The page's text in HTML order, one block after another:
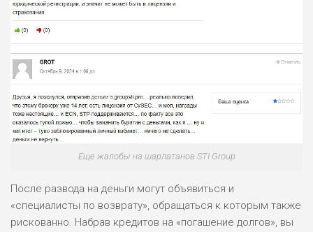
Еще жалобы на шарлатанов STI Group
После развода на деньги могут объявиться и
«специалисты по возврату», обращаться к которым также
рискованно. Набрав кредитов на «погашение долгов», вы